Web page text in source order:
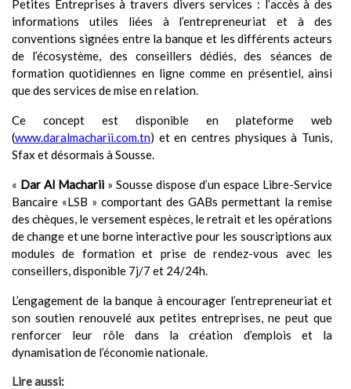
Petites Entreprises à travers divers services : l’accès à des
informations utiles liées à l’entrepreneuriat et à des
conventions signées entre la banque et les différents acteurs
de l’écosystème, des conseillers dédiés, des séances de
formation quotidiennes en ligne comme en présentiel, ainsi
que des services de mise en relation.
Ce concept est disponible en plateforme web
(www.daralmacharii.com.tn) et en centres physiques à Tunis,
Sfax et désormais à Sousse.
« Dar Al Macharii » Sousse dispose d’un espace Libre-Service
Bancaire «LSB » comportant des GABs permettant la remise
des chèques, le versement espèces, le retrait et les opérations
de change et une borne interactive pour les souscriptions aux
modules de formation et prise de rendez-vous avec les
conseillers, disponible 7j/7 et 24/24h.
L’engagement de la banque à encourager l’entrepreneuriat et
son soutien renouvelé aux petites entreprises, ne peut que
renforcer leur rôle dans la création d’emplois et la
dynamisation de l’économie nationale.
Lire aussi: